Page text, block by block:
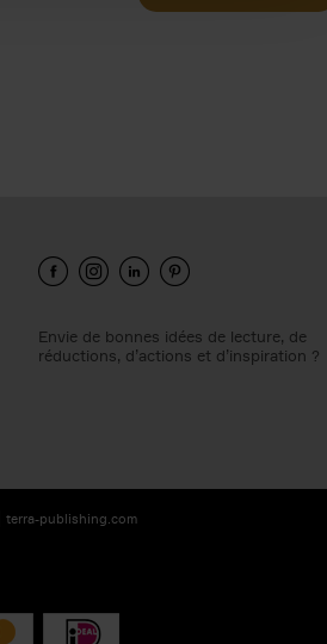
Envie de bonnes idées de lecture, de
réductions, d’actions et d’inspiration ?
terra-publishing.com